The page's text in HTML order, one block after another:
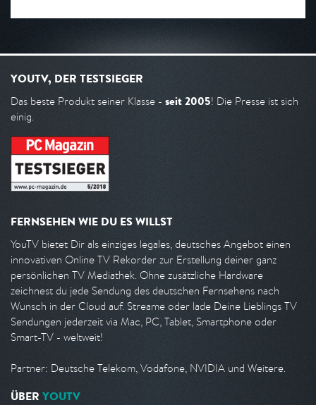
YOUTV, DER TESTSIEGER
Das beste Produkt seiner Klasse - seit 2005! Die Presse ist sich
einig.
FERNSEHEN WIE DU ES WILLST
YouTV bietet Dir als einziges legales, deutsches Angebot einen
innovativen Online TV Rekorder zur Erstellung deiner ganz
persönlichen TV Mediathek. Ohne zusätzliche Hardware
zeichnest du jede Sendung des deutschen Fernsehens nach
Wunsch in der Cloud auf. Streame oder lade Deine Lieblings TV
Sendungen jederzeit via Mac, PC, Tablet, Smartphone oder
Smart-TV - weltweit!
Partner: Deutsche Telekom, Vodafone, NVIDIA und Weitere.
ÜBER YOUTV